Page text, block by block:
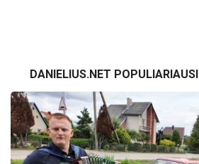
DANIELIUS.NET POPULIARIAUSI